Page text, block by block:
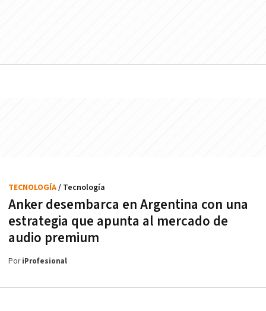
Anker desembarca en Argentina con una
estrategia que apunta al mercado de
audio premium
TECNOLOGÍA/ Tecnología
PoriProfesional